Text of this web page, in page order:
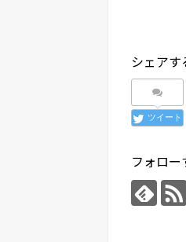
シェアす
ツイート
フォロー